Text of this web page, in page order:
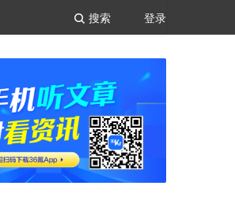
登录
搜索